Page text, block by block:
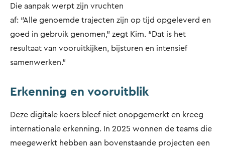
Die aanpak werpt zijn vruchten
af: “Alle genoemde trajecten zijn op tijd opgeleverd en
goed in gebruik genomen,” zegt Kim. “Dat is het
resultaat van vooruitkijken, bijsturen en intensief
samenwerken.”
Erkenning en vooruitblik
Deze digitale koers bleef niet onopgemerkt en kreeg
internationale erkenning. In 2025 wonnen de teams die
meegewerkt hebben aan bovenstaande projecten een